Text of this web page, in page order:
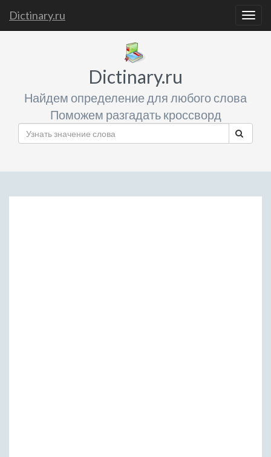
Dictinary.ru
Dictinary.ru
Найдем определение для любого слова
Поможем разгадать кроссворд